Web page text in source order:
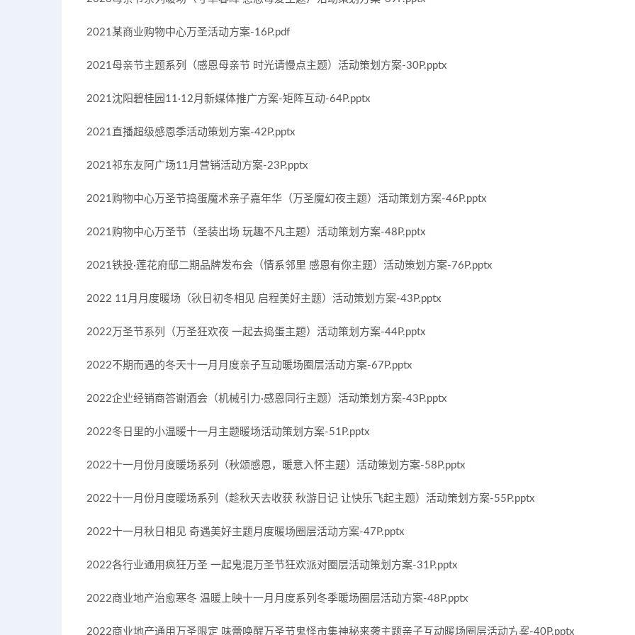
2021某商业购物中心万圣活动方案-16P.pdf
2021母亲节主题系列（感恩母亲节 时光请慢点主题）活动策划方案-30P.pptx
2021沈阳碧桂园11·12月新媒体推广方案-矩阵互动-64P.pptx
2021直播超级感恩季活动策划方案-42P.pptx
2021祁东友阿广场11月营销活动方案-23P.pptx
2021购物中心万圣节捣蛋魔术亲子嘉年华（万圣魔幻夜主题）活动策划方案-46P.pptx
2021购物中心万圣节（圣装出场 玩趣不凡主题）活动策划方案-48P.pptx
2021铁投·莲花府邸二期品牌发布会（情系邻里 感恩有你主题）活动策划方案-76P.pptx
2022 11月月度暖场（秋日初冬相见 启程美好主题）活动策划方案-43P.pptx
2022万圣节系列（万圣狂欢夜 一起去捣蛋主题）活动策划方案-44P.pptx
2022不期而遇的冬天十一月月度亲子互动暖场圈层活动方案-67P.pptx
2022企业经销商答谢酒会（机械引力·感恩同行主题）活动策划方案-43P.pptx
2022冬日里的小温暖十一月主题暖场活动策划方案-51P.pptx
2022十一月份月度暖场系列（秋颂感恩，暖意入怀主题）活动策划方案-58P.pptx
2022十一月份月度暖场系列（趁秋天去收获 秋游日记 让快乐飞起主题）活动策划方案-55P.pptx
2022十一月秋日相见 奇遇美好主题月度暖场圈层活动方案-47P.pptx
2022各行业通用疯狂万圣 一起鬼混万圣节狂欢派对圈层活动策划方案-31P.pptx
2022商业地产治愈寒冬 温暖上映十一月月度系列冬季暖场圈层活动方案-48P.pptx
2022商业地产通用万圣限定 味蕾唤醒万圣节鬼怪市集神秘来袭主题亲子互动暖场圈层活动方案-40P.pptx